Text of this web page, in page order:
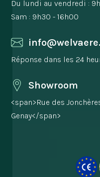
Du lundi au vendredi :
Sam : 9h30 - 16h00
Réponse dans les 24
Showroom
<span>Rue des
Genay</span>